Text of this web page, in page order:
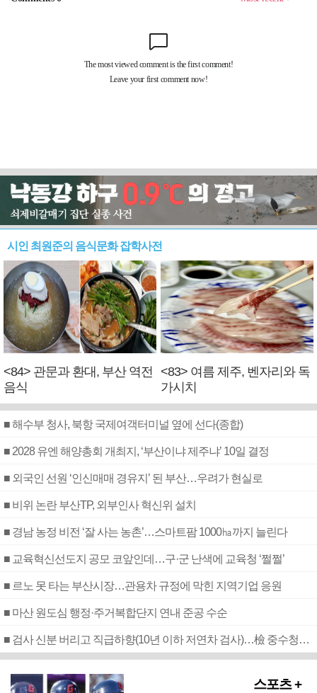
시인 최원준의 음식문화 잡학사전
<84> 관문과 환대, 부산 역전
음식
<83> 여름 제주, 벤자리와 독
가시치
■ 해수부 청사, 북항 국제여객터미널 옆에 선다(종합)
■ 2028 유엔 해양총회 개최지, ‘부산이냐 제주냐’ 10일 결정
■ 외국인 선원 ‘인신매매 경유지’ 된 부산…우려가 현실로
■ 비위 논란 부산TP, 외부인사 혁신위 설치
■ 경남 농정 비전 ‘잘 사는 농촌’…스마트팜 1000㏊까지 늘린다
■ 교육혁신선도지 공모 코앞인데…구·군 난색에 교육청 ‘쩔쩔’
■ 르노 못 타는 부산시장…관용차 규정에 막힌 지역기업 응원
■ 마산 원도심 행정·주거복합단지 연내 준공 수순
■ 검사 신분 버리고 직급하향(10년 이하 저연차 검사)…檢 중수청행 기피
스포츠 +